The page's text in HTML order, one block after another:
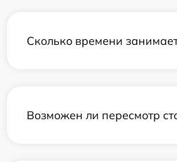
Сколько времени
Возможен ли пересмотр